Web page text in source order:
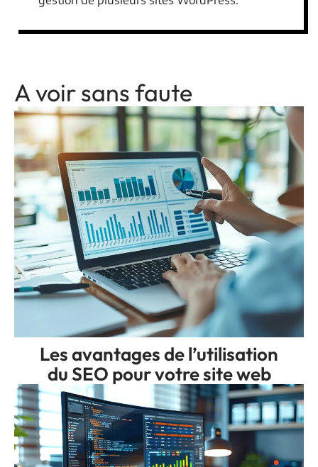
A voir sans faute
Les avantages de l’utilisation
du SEO pour votre site web